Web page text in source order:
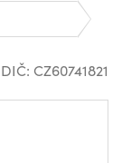
DIČ: CZ60741821